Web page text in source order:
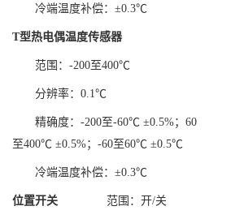
冷端温度补偿：±0.3℃
T型热电偶温度传感器
范围：-200至400℃
分辨率：0.1℃
精确度：-200至-60℃ ±0.5%；60
至400℃ ±0.5%；-60至60℃ ±0.5℃
冷端温度补偿：±0.3℃
位置开关 范围：开/关